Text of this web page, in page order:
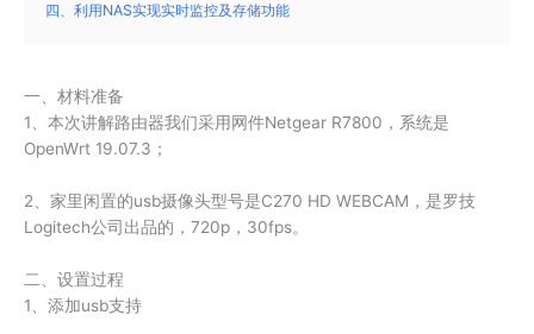
四、利用NAS实现实时监控及存储功能
一、材料准备
1、本次讲解路由器我们采用网件Netgear R7800，系统是
OpenWrt 19.07.3；
2、家里闲置的usb摄像头型号是C270 HD WEBCAM，是罗技
Logitech公司出品的，720p，30fps。
二、设置过程
1、添加usb支持